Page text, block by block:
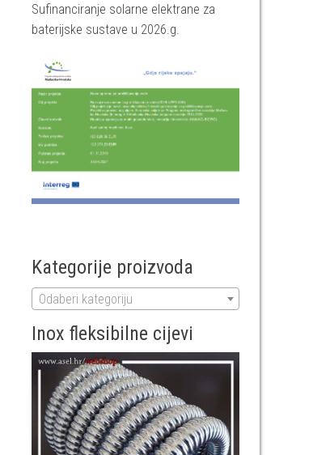
Sufinanciranje solarne elektrane za
baterijske sustave u 2026.g.
Kategorije proizvoda
Odaberi kategoriju
Inox fleksibilne cijevi